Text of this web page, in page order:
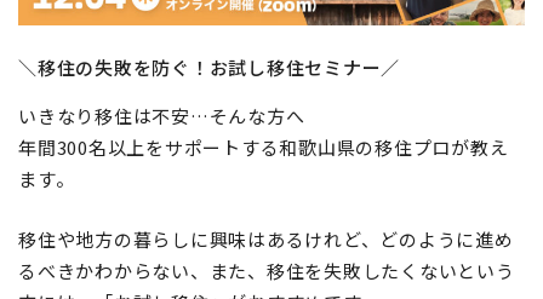
＼移住の失敗を防ぐ！お試し移住セミナー／
いきなり移住は不安…そんな方へ
年間300名以上をサポートする和歌山県の移住プロが教え
ます。
移住や地方の暮らしに興味はあるけれど、どのように進め
るべきかわからない、また、移住を失敗したくないという